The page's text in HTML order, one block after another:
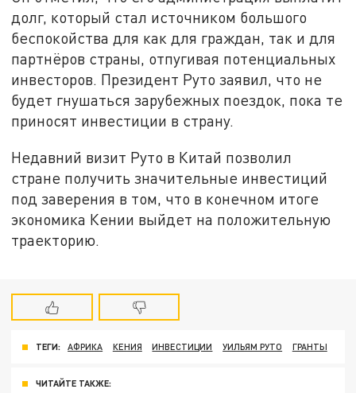
долг, который стал источником большого
беспокойства для как для граждан, так и для
партнёров страны, отпугивая потенциальных
инвесторов. Президент Руто заявил, что не
будет гнушаться зарубежных поездок, пока те
приносят инвестиции в страну.
Недавний визит Руто в Китай позволил
стране получить значительные инвестиций
под заверения в том, что в конечном итоге
экономика Кении выйдет на положительную
траекторию.
ТЕГИ: АФРИКА КЕНИЯ ИНВЕСТИЦИИ УИЛЬЯМ РУТО ГРАНТЫ
ЧИТАЙТЕ ТАКЖЕ: